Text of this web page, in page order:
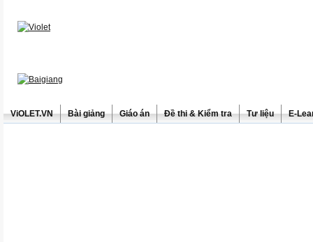
ViOLET.VN Bài giảng Giáo án Đề thi & Kiểm tra Tư liệu E-